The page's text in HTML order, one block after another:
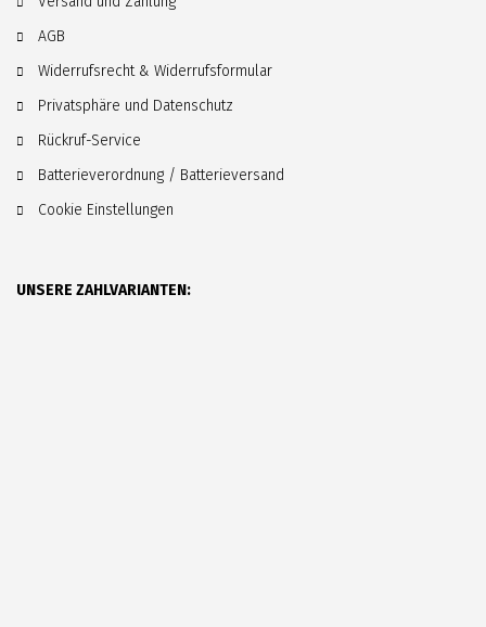
AGB
Widerrufsrecht & Widerrufsformular
Privatsphäre und Datenschutz
Rückruf-Service
Batterieverordnung / Batterieversand
Cookie Einstellungen
UNSERE ZAHLVARIANTEN: